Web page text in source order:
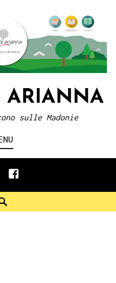
ARIANNA
sulle Madonie
facebook